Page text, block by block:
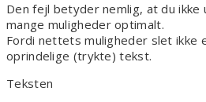
Den fejl betyder nemlig, at du
mange muligheder optimalt.
Fordi nettets muligheder slet ikke
oprindelige (trykte) tekst.
Teksten